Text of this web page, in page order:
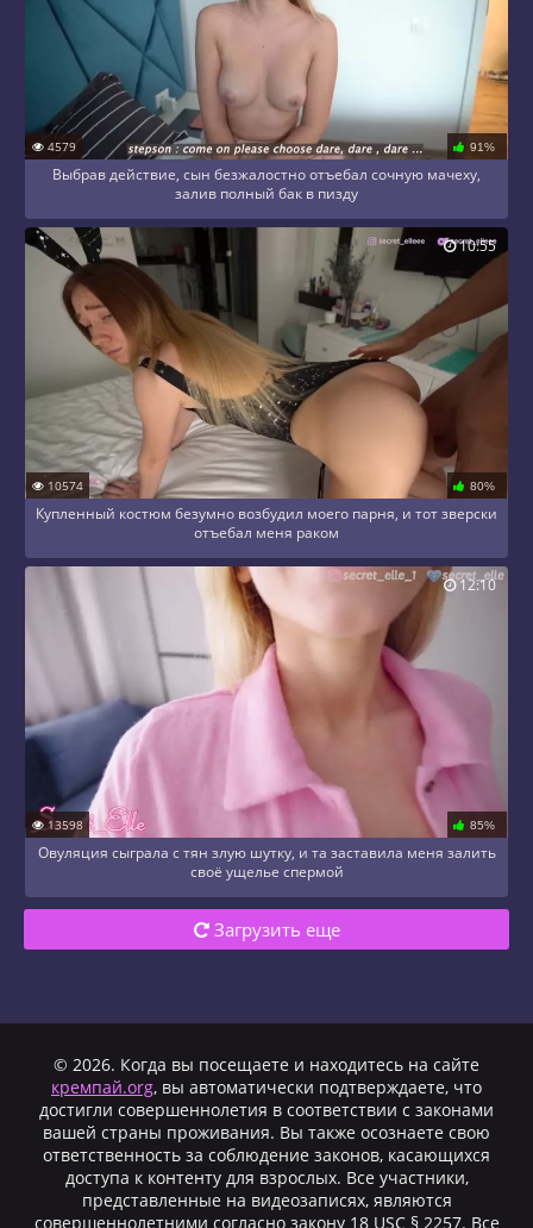
4579 91%
Выбрав действие, сын безжалостно отъебал сочную мачеху,
залив полный бак в пизду
10574 80%
Купленный костюм безумно возбудил моего парня, и тот зверски
отъебал меня раком
10:55
13598 85%
Овуляция сыграла с тян злую шутку, и та заставила меня залить
своё ущелье спермой
12:10
Загрузить еще
© 2026. Когда вы посещаете и находитесь на сайте
кремпай.org, вы автоматически подтверждаете, что
достигли совершеннолетия в соответствии с законами
вашей страны проживания. Вы также осознаете свою
ответственность за соблюдение законов, касающихся
доступа к контенту для взрослых. Все участники,
представленные на видеозаписях, являются
совершеннолетними согласно закону 18 USC § 2257. Все